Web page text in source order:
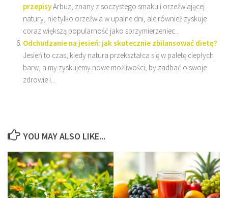
przepisyArbuz, znany z soczystego smaku i orzeźwiającej
natury, nie tylko orzeźwia w upalne dni, ale również zyskuje
coraz większą popularność jako sprzymierzeniec...
Odchudzanie na jesień: jak skutecznie zbilansować dietę?
Jesień to czas, kiedy natura przekształca się w paletę ciepłych
barw, a my zyskujemy nowe możliwości, by zadbać o swoje
zdrowie i...
YOU MAY ALSO LIKE...